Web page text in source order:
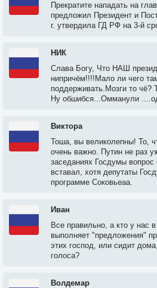
Прекратите нападать на
предложил Президент и
г. утвердила ГД РФ на 3-й
НИК
Слава Богу, Что НАШ
нипричём!!!!Мало ли чего
поддерживать.Мозги то чё?
Ну обшибся...Омманули
Виктора
Тоша, вы великолепны! То,
очень важно. Путин не раз
заседаниях Госдумы вопрос
вставал, хотя депутаты
программе Соковьеаа.
Иван
Все правильно, а кто у нас
выполняет "предложения"
этих господ, или сидит
голоса?
Волдемар